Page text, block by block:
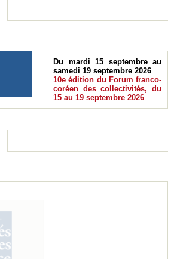
Du mardi 15 septembre au
samedi 19 septembre 2026
10e édition du Forum franco-
coréen des collectivités, du
15 au 19 septembre 2026